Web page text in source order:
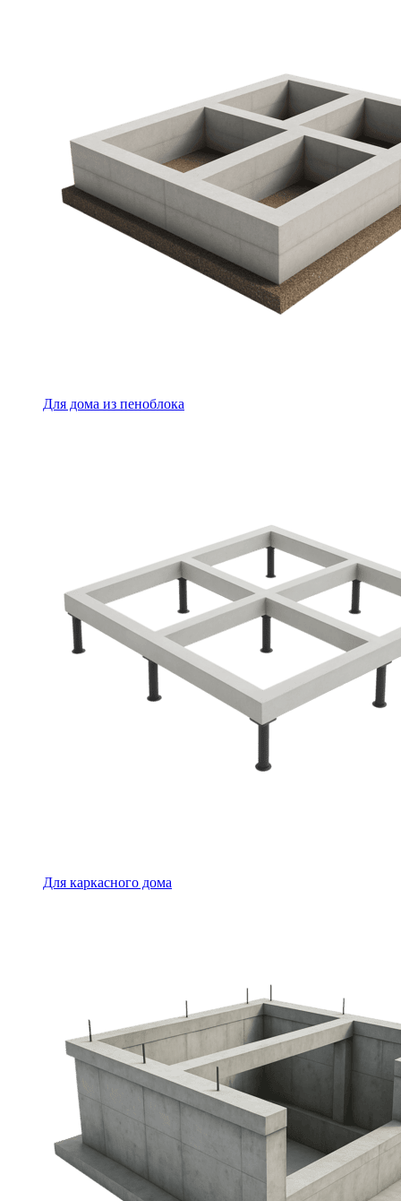
Для дома из пеноблока
Для каркасного дома